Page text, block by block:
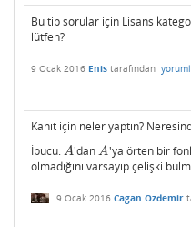
Bu tip sorular için Lisans
lütfen?
9 Ocak 2016 Enis tarafından
Kanıt için neler yaptın?
İpucu: A
A'danA
A 'ya örten bir
olmadığını varsayıp çelişki
9 Ocak 2016 Cagan Ozdemir